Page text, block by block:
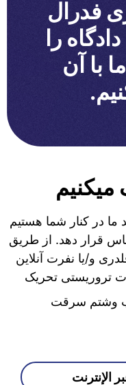
فدرال
را
با آن
ما در کنار شما هستیم
قرار دهد. از طریق
و/یا نفرت آنلاین
تروریستی تحریک
وشتم سرقت
الإنترنت